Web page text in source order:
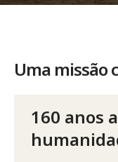
Uma missão
160 anos